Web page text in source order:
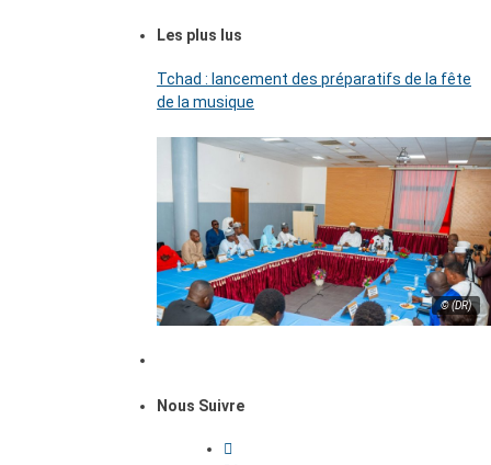
Les plus lus
Tchad : lancement des préparatifs de la fête
de la musique
© (DR)
Nous Suivre